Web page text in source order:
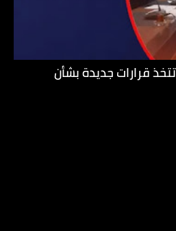
قرارات جديدة بشأن